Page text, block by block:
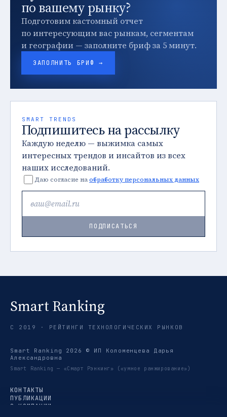
по вашему рынку?
Подготовим кастомный отчет
по интересующим вас рынкам, сегментам
и географии — заполните бриф за 5 минут.
ЗАПОЛНИТЬ БРИФ →
SMART TRENDS
Подпишитесь на рассылку
Каждую неделю — выжимка самых
интересных трендов и инсайтов из всех
наших исследований.
Даю согласие наобработку персональных данных
ПОДПИСАТЬСЯ
Smart Ranking
С 2019 · РЕЙТИНГИ ТЕХНОЛОГИЧЕСКИХ РЫНКОВ
Smart Ranking 2026 © ИП Коломенцева Дарья
Александровна
Smart Ranking — «Смарт Рэнкинг» («умное ранжирование»)
КОНТАКТЫ
ПУБЛИКАЦИИ
О КОМПАНИИ